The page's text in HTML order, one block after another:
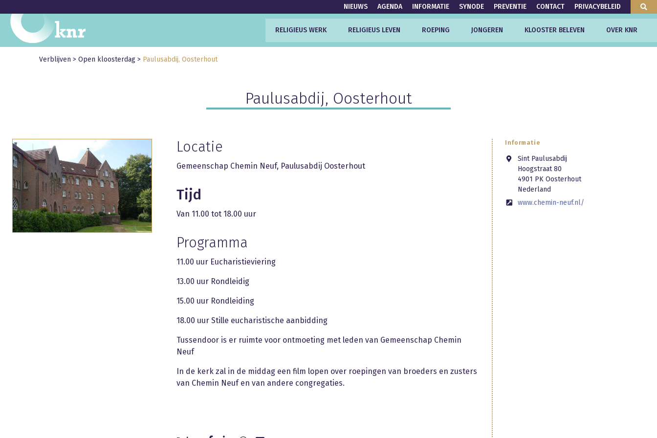
NIEUWS AGENDA INFORMATIE SYNODE PREVENTIE CONTACT PRIVACYBELEID
RELIGIEUS WERK RELIGIEUS LEVEN ROEPING JONGEREN KLOOSTER BELEVEN OVER KNR
Verblijven > Open kloosterdag > Paulusabdij, Oosterhout
Paulusabdij, Oosterhout
Locatie
Gemeenschap Chemin Neuf, Paulusabdij Oosterhout
Tijd
Van 11.00 tot 18.00 uur
Programma
11.00 uur Eucharistieviering
13.00 uur Rondleidig
15.00 uur Rondleiding
18.00 uur Stille eucharistische aanbidding
Tussendoor is er ruimte voor ontmoeting met leden van Gemeenschap Chemin
Neuf
In de kerk zal in de middag een film lopen over roepingen van broeders en zusters
van Chemin Neuf en van andere congregaties.
Informatie
Sint Paulusabdij
Hoogstraat 80
4901 PK Oosterhout
Nederland
www.chemin-neuf.nl/